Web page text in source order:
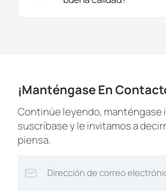
¡Manténgase En
Continúe leyendo, manténgase
suscríbase y le invitamos a
piensa.